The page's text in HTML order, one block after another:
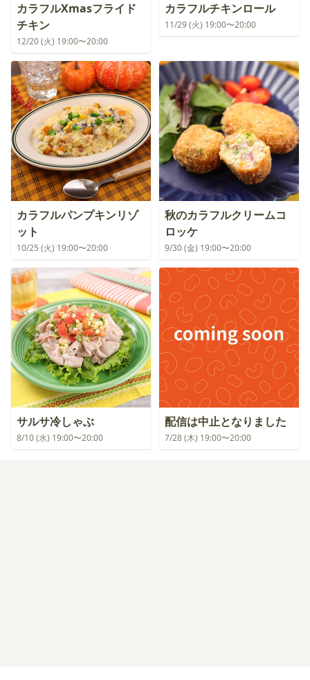
カラフルXmasフライド
チキン
12/20 (火) 19:00〜20:00
カラフルチキンロール
11/29 (火) 19:00〜20:00
カラフルパンプキンリゾ
ット
10/25 (火) 19:00〜20:00
秋のカラフルクリームコ
ロッケ
9/30 (金) 19:00〜20:00
サルサ冷しゃぶ
8/10 (水) 19:00〜20:00
配信は中止となりました
7/28 (木) 19:00〜20:00